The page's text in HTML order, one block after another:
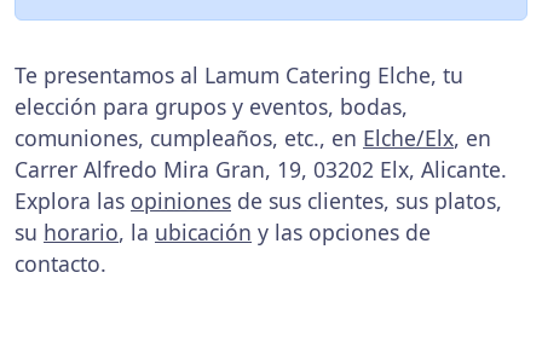
Te presentamos al Lamum Catering Elche, tu
elección para grupos y eventos, bodas,
comuniones, cumpleaños, etc., en Elche/Elx, en
Carrer Alfredo Mira Gran, 19, 03202 Elx, Alicante.
Explora las opiniones de sus clientes, sus platos,
su horario, la ubicación y las opciones de
contacto.